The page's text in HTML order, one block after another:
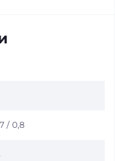
/ 0,8